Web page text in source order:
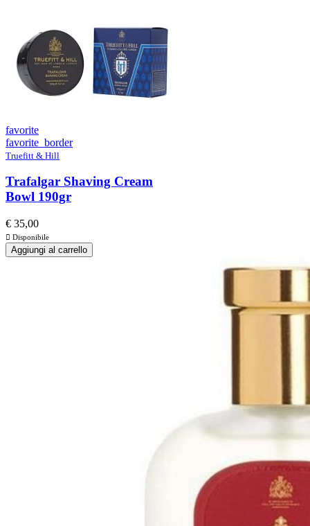
favorite
favorite_border
Truefitt & Hill
Trafalgar Shaving Cream
Bowl 190gr
€ 35,00
 Disponibile
Aggiungi al carrello